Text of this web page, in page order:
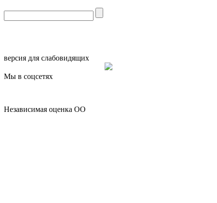
версия для слабовидящих
Мы в соцсетях
Независимая оценка ОО